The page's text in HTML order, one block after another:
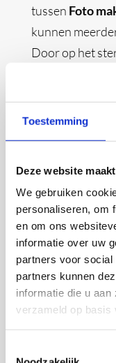
Toestemming
Deze website
We gebruiken
personaliseren, om
en om ons
informatie over uw
partners voor
partners kunnen
informatie die u
verzameld op basis
tussen Foto
kunnen
Door op het
wordt die foto
RECEPTEN
BEWERKEN
EEN RECEPT
Om een nieuw
het menu en
en vervolgens
Er verschijnt
je de